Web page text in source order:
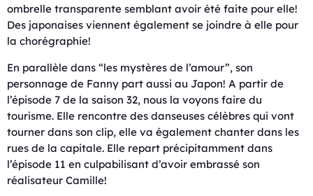
ombrelle transparente semblant avoir été faite pour elle!
Des japonaises viennent également se joindre à elle pour
la chorégraphie!
En parallèle dans “les mystères de l’amour”, son
personnage de Fanny part aussi au Japon! A partir de
l’épisode 7 de la saison 32, nous la voyons faire du
tourisme. Elle rencontre des danseuses célèbres qui vont
tourner dans son clip, elle va également chanter dans les
rues de la capitale. Elle repart précipitamment dans
l’épisode 11 en culpabilisant d’avoir embrassé son
réalisateur Camille!